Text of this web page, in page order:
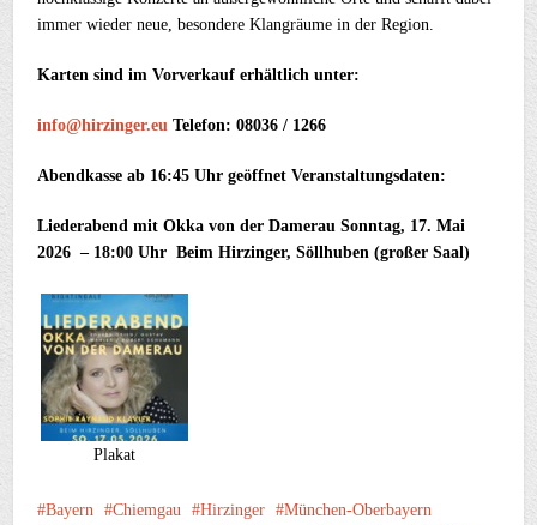
immer wieder neue, besondere Klangräume in der Region.
Karten sind im Vorverkauf erhältlich unter:
info@hirzinger.eu Telefon: 08036 / 1266
Abendkasse ab 16:45 Uhr geöffnet Veranstaltungsdaten:
Liederabend mit Okka von der Damerau Sonntag, 17. Mai
2026 – 18:00 Uhr Beim Hirzinger, Söllhuben (großer Saal)
Plakat
Bayern Chiemgau Hirzinger
München-Oberbayern